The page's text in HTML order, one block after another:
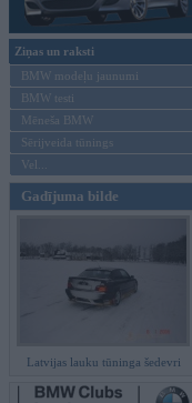
Ziņas un raksti
BMW modeļu jaunumi
BMW testi
Mēneša BMW
Sērijveida tūnings
Vel...
Gadījuma bilde
Latvijas lauku tūninga šedevri